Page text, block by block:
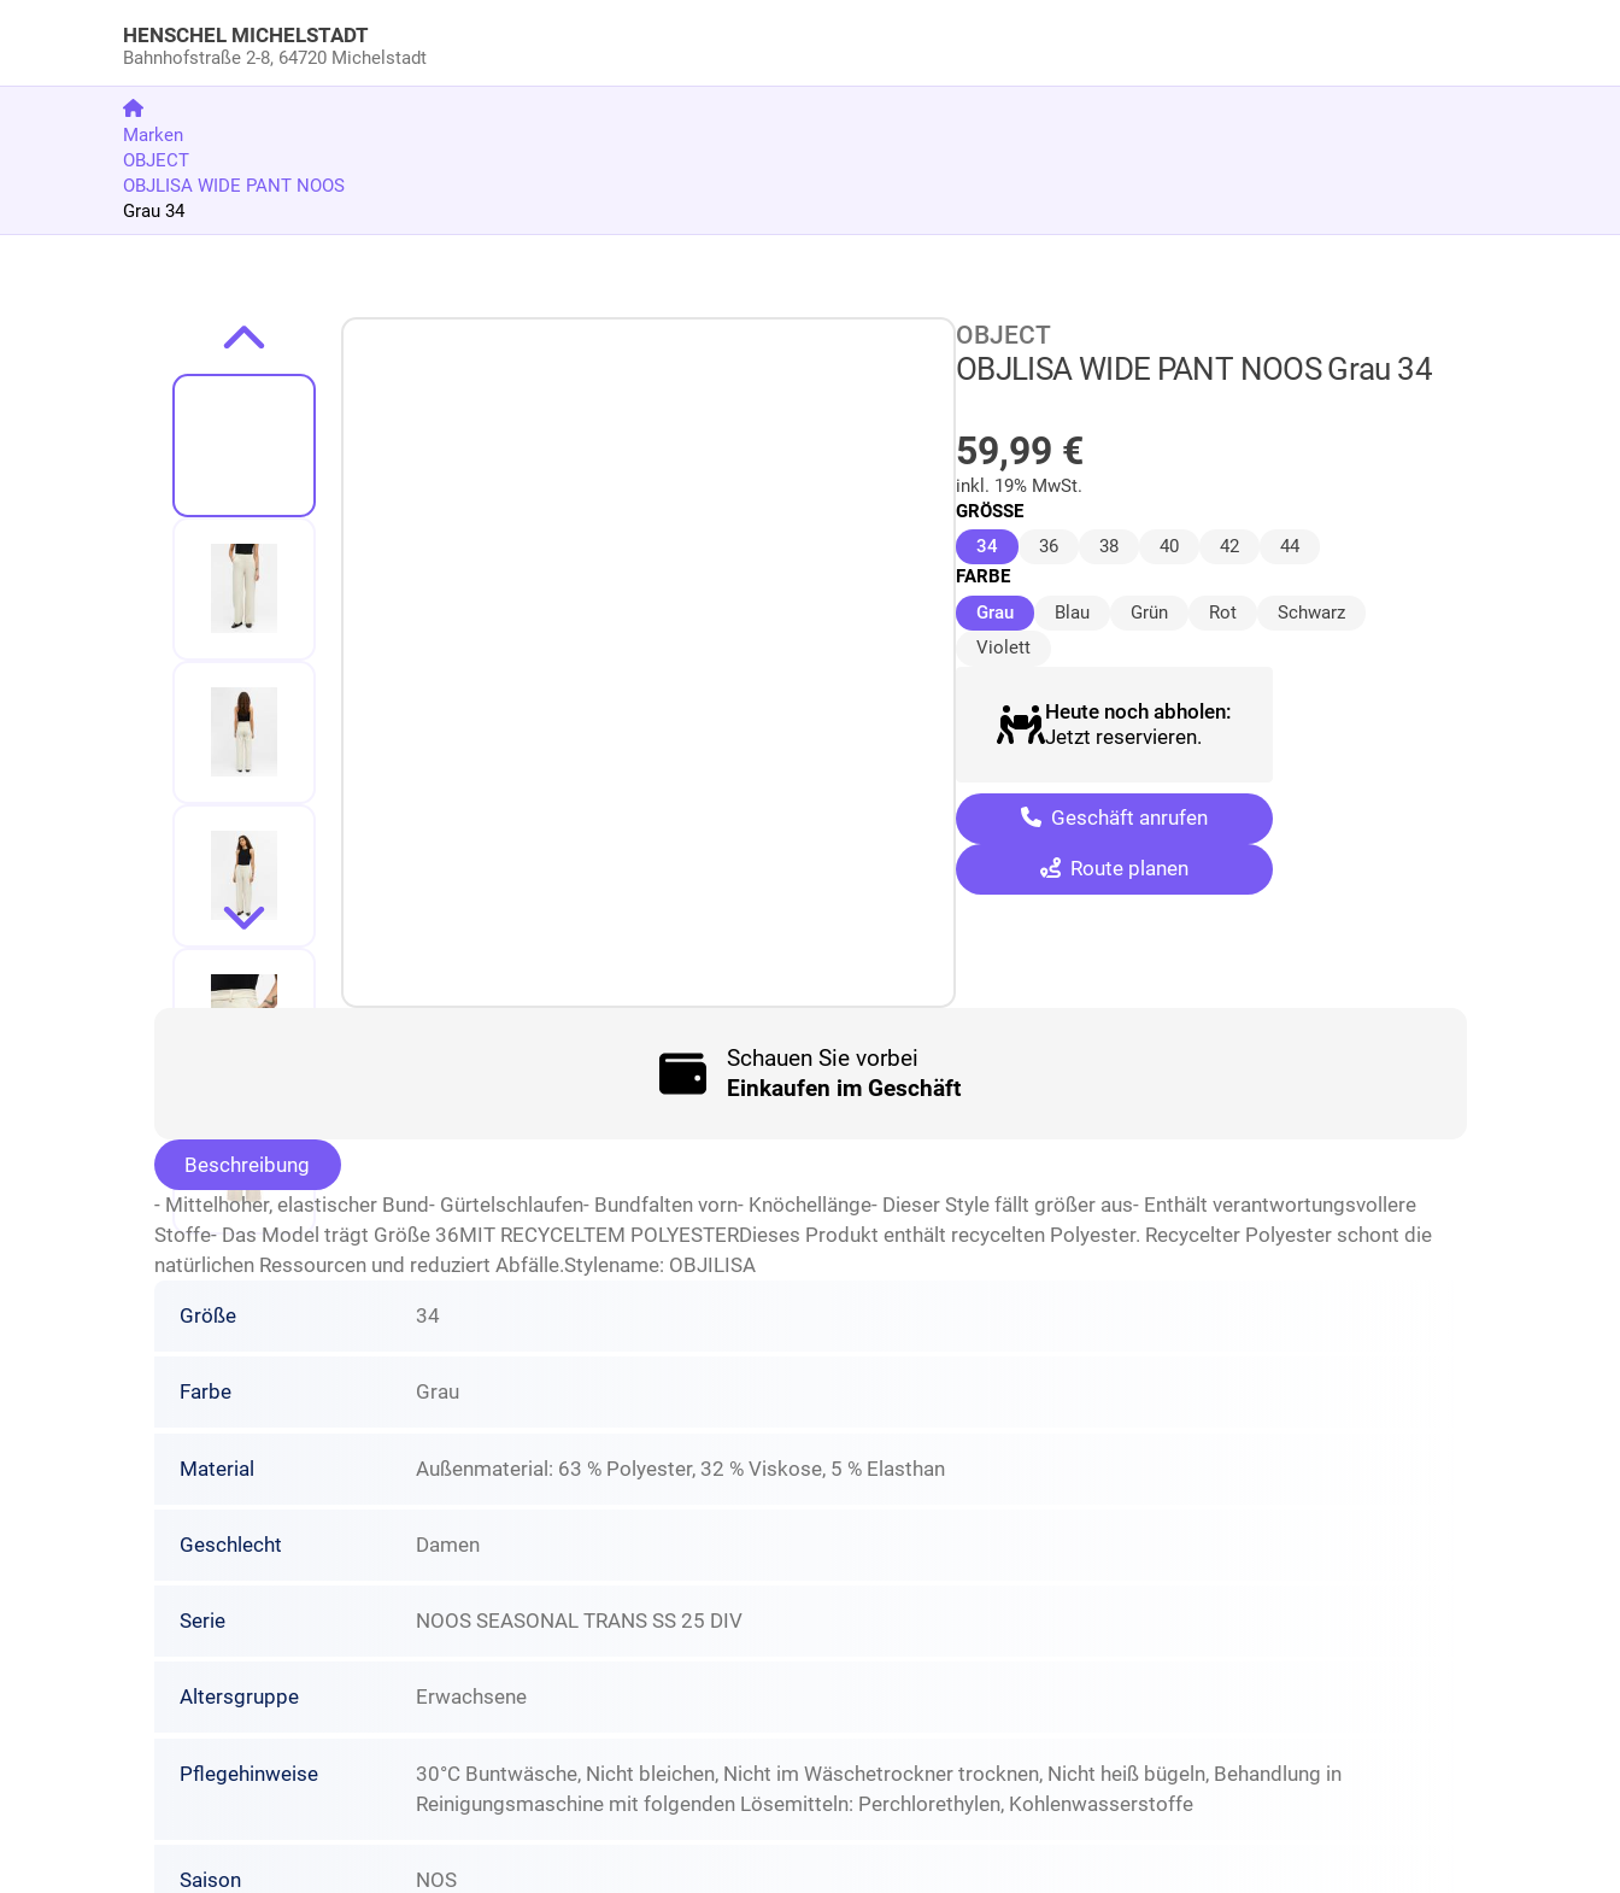
HENSCHEL MICHELSTADT
Bahnhofstraße 2-8, 64720 Michelstadt
Marken
OBJECT
OBJLISA WIDE PANT NOOS
Grau 34
Zur Produktbeschreibung springen OBJECT
OBJLISA WIDE PANT NOOS Grau 34
59,99 €
inkl. 19% MwSt.
GRÖSSE
34 (ausgewählt)
36 38 40 42
44
FARBE
Grau(ausgewählt)
Blau Grün Rot
Schwarz
Violett
Heute noch abholen:
Jetzt reservieren.
Geschäft anrufen
Route planen
Schauen Sie vorbei
Einkaufen im Geschäft
Beschreibung
- Mittelhoher, elastischer Bund- Gürtelschlaufen- Bundfalten vorn- Knöchellänge- Dieser Style fällt größer aus- Enthält verantwortungsvollere
Stoffe- Das Model trägt Größe 36MIT RECYCELTEM POLYESTERDieses Produkt enthält recycelten Polyester. Recycelter Polyester schont die
natürlichen Ressourcen und reduziert Abfälle.Stylename: OBJILISA
Größe 34
Farbe Grau
Material Außenmaterial: 63 % Polyester, 32 % Viskose, 5 % Elasthan
Geschlecht Damen
Serie NOOS SEASONAL TRANS SS 25 DIV
Altersgruppe Erwachsene
Pflegehinweise
30°C Buntwäsche, Nicht bleichen, Nicht im Wäschetrockner trocknen, Nicht heiß bügeln, Behandlung in
Reinigungsmaschine mit folgenden Lösemitteln: Perchlorethylen, Kohlenwasserstoffe
Saison NOS